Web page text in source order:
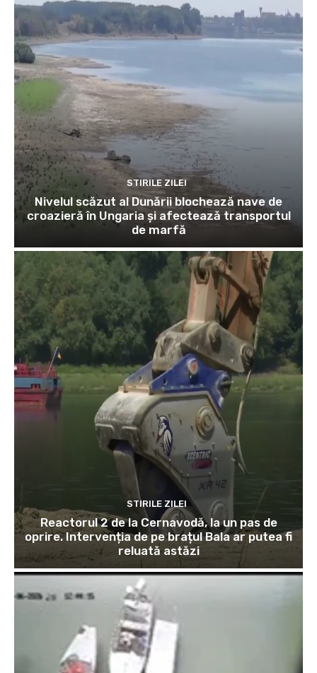
STIRILE ZILEI
Nivelul scăzut al Dunării blochează nave de
croazieră în Ungaria și afectează transportul
de marfă
STIRILE ZILEI
Reactorul 2 de la Cernavodă, la un pas de
oprire. Intervenția de pe brațul Bala ar putea fi
reluată astăzi